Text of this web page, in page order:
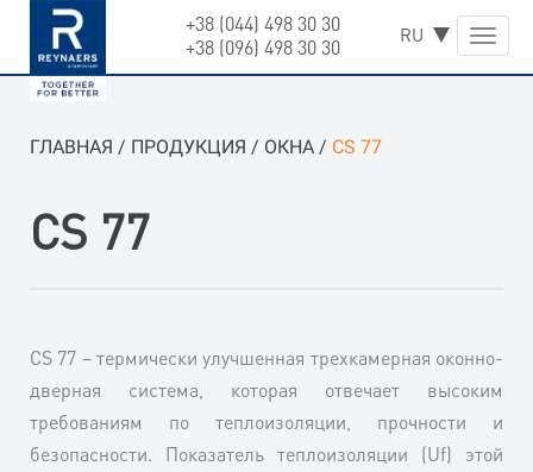
Toggle
content
+38 (044) 498 30 30
+38 (096) 498 30 30
ГЛАВНАЯ / ПРОДУКЦИЯ / ОКНА / СS 77
СS 77
CS 77 – термически улучшенная трехкамерная оконно-
дверная система, которая отвечает высоким
требованиям по теплоизоляции, прочности и
безопасности. Показатель теплоизоляции (Uf) этой